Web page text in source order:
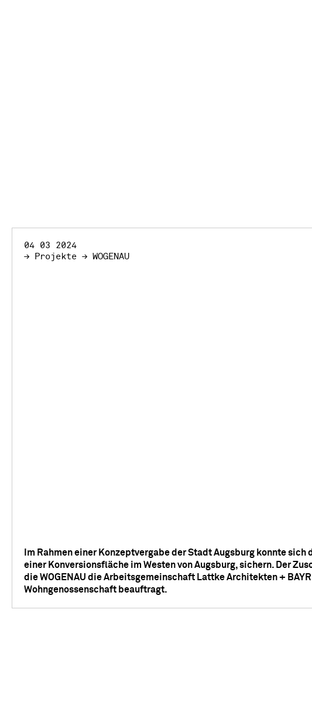
04 03 2024
≥ Projekte ≥ WOGENAU
Im Rahmen einer Konzeptvergabe der Stadt Augsburg konnte
einer Konversionsfläche im Westen von Augsburg, sichern. Der
die WOGENAU die Arbeitsgemeinschaft Lattke Architekten + BAYR
Wohngenossenschaft beauftragt.